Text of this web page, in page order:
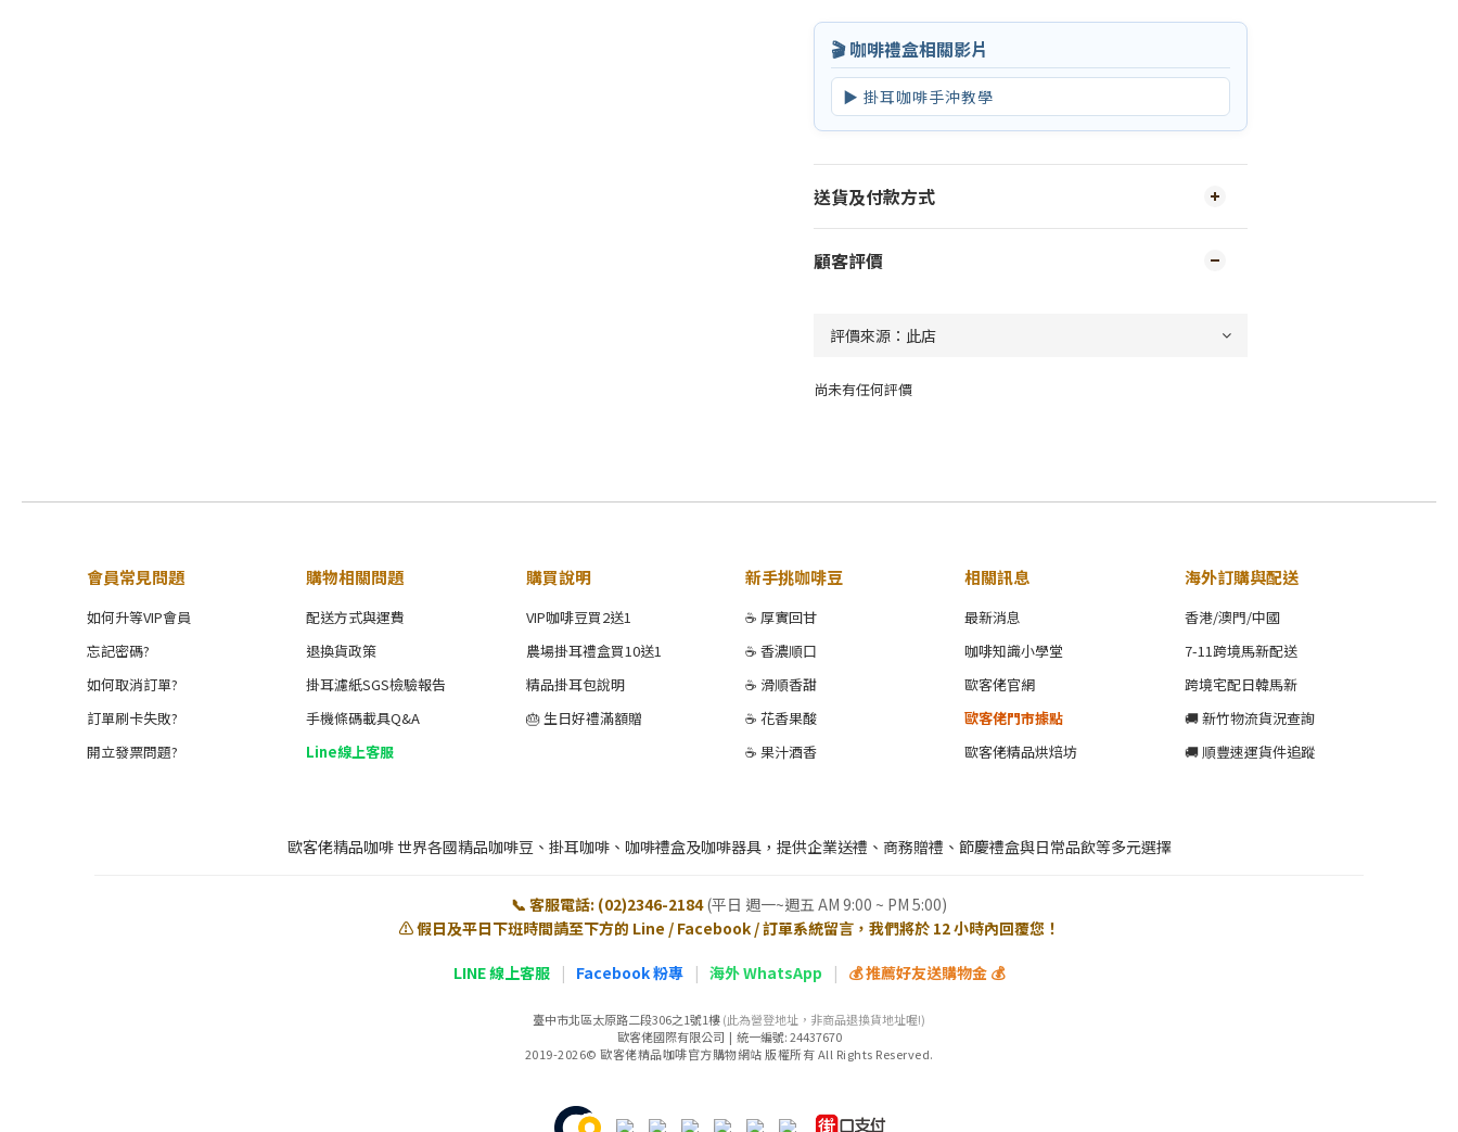
🎬 咖啡禮盒相關影片
▶ 掛耳咖啡手沖教學
送貨及付款方式
顧客評價
尚未有任何評價
會員常見問題
如何升等VIP會員
忘記密碼?
如何取消訂單?
訂單刷卡失敗?
開立發票問題?
購物相關問題
配送方式與運費
退換貨政策
掛耳濾紙SGS檢驗報告
手機條碼載具Q&A
Line線上客服
購買說明
VIP咖啡豆買2送1
農場掛耳禮盒買10送1
精品掛耳包說明
🎂 生日好禮滿額贈
新手挑咖啡豆
☕ 厚實回甘
☕ 香濃順口
☕ 滑順香甜
☕ 花香果酸
☕ 果汁酒香
相關訊息
最新消息
咖啡知識小學堂
歐客佬官網
歐客佬門市據點
歐客佬精品烘焙坊
海外訂購與配送
香港/澳門/中國
7-11跨境馬新配送
跨境宅配日韓馬新
🚚 新竹物流貨況查詢
🚚 順豐速運貨件追蹤
歐客佬精品咖啡 世界各國精品咖啡豆、掛耳咖啡、咖啡禮盒及咖啡器具，提供企業送禮、商務贈禮、節慶禮盒與日常品飲等多元選擇
📞 客服電話: (02)2346-2184 (平日 週一~週五 AM 9:00 ~ PM 5:00)
⚠️ 假日及平日下班時間請至下方的 Line / Facebook / 訂單系統留言，我們將於 12 小時內回覆您！
LINE 線上客服 | Facebook 粉專 | 海外 WhatsApp | 💰 推薦好友送購物金 💰
臺中市北區太原路二段306之1號1樓(此為營登地址，非商品退換貨地址喔!)
歐客佬國際有限公司 | 統一編號: 24437670
2019-2026© 歐客佬精品咖啡官方購物網站 版權所有 All Rights Reserved.